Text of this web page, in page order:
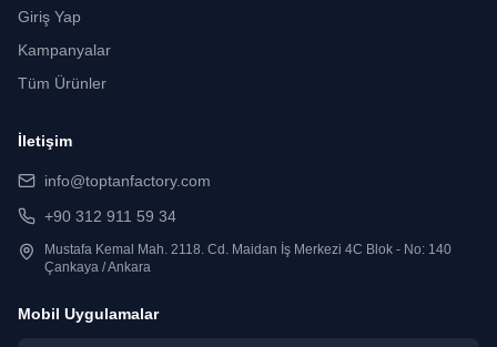
Giriş Yap
Kampanyalar
Tüm Ürünler
İletişim
info@toptanfactory.com
+90 312 911 59 34
Mustafa Kemal Mah. 2118. Cd. Maidan İş Merkezi 4C Blok - No: 140
Çankaya / Ankara
Mobil Uygulamalar